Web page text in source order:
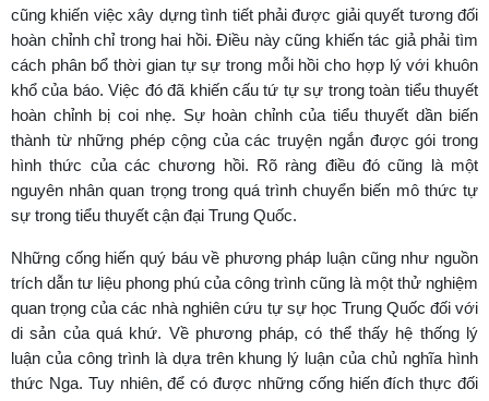
cũng khiến việc xây dựng tình tiết phải được giải quyết tương đối
hoàn chỉnh chỉ trong hai hồi. Điều này cũng khiến tác giả phải tìm
cách phân bổ thời gian tự sự trong mỗi hồi cho hợp lý với khuôn
khổ của báo. Việc đó đã khiến cấu tứ tự sự trong toàn tiểu thuyết
hoàn chỉnh bị coi nhẹ. Sự hoàn chỉnh của tiểu thuyết dần biến
thành từ những phép cộng của các truyện ngắn được gói trong
hình thức của các chương hồi. Rõ ràng điều đó cũng là một
nguyên nhân quan trọng trong quá trình chuyển biến mô thức tự
sự trong tiểu thuyết cận đại Trung Quốc.
Những cống hiến quý báu về phương pháp luận cũng như nguồn
trích dẫn tư liệu phong phú của công trình cũng là một thử nghiệm
quan trọng của các nhà nghiên cứu tự sự học Trung Quốc đối với
di sản của quá khứ. Về phương pháp, có thể thấy hệ thống lý
luận của công trình là dựa trên khung lý luận của chủ nghĩa hình
thức Nga. Tuy nhiên, để có được những cống hiến đích thực đối